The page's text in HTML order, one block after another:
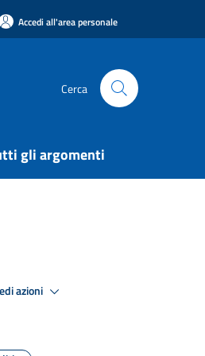
Accedi all'area personale
Cerca
gli argomenti
azioni